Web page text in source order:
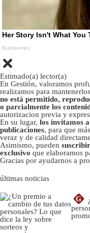
Estimado(a) lector(a)
En Gestión, valoramos
realizamos para
no está permitido,
o parcialmente los
autorizacion previa y
En su lugar, los invitamos
publicaciones, para que
veraz y de calidad
Asimismo, pueden
exclusivo que elaboramos
Gracias por ayudarnos a
últimas noticias
G